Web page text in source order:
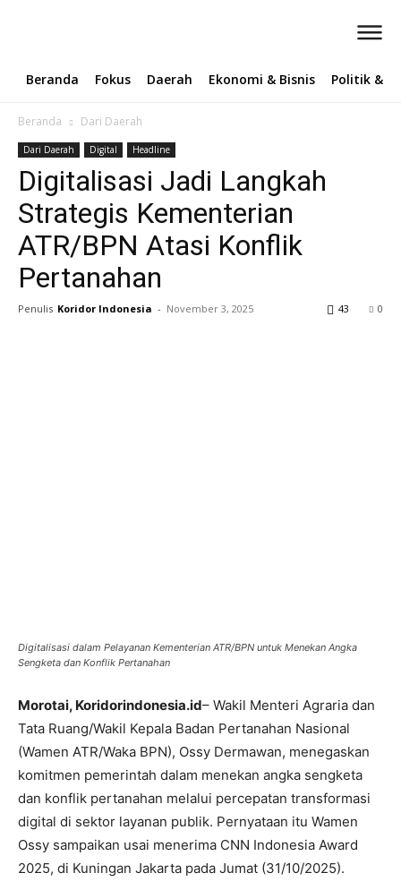
Beranda Fokus Daerah Ekonomi & Bisnis Politik &
Beranda Dari Daerah
Dari Daerah Digital Headline
Digitalisasi Jadi Langkah
Strategis Kementerian
ATR/BPN Atasi Konflik
Pertanahan
Penulis Koridor Indonesia - November 3, 2025 0
43
Digitalisasi dalam Pelayanan Kementerian ATR/BPN untuk Menekan Angka
Sengketa dan Konflik Pertanahan
Morotai, Koridorindonesia.id– Wakil Menteri Agraria dan
Tata Ruang/Wakil Kepala Badan Pertanahan Nasional
(Wamen ATR/Waka BPN), Ossy Dermawan, menegaskan
komitmen pemerintah dalam menekan angka sengketa
dan konflik pertanahan melalui percepatan transformasi
digital di sektor layanan publik. Pernyataan itu Wamen
Ossy sampaikan usai menerima CNN Indonesia Award
2025, di Kuningan Jakarta pada Jumat (31/10/2025).